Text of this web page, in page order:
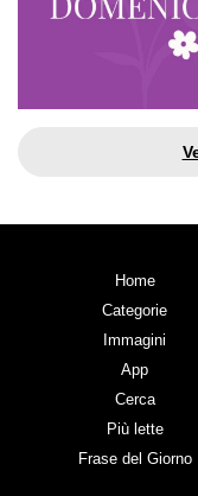
Home
Categorie
Immagini
App
Cerca
Più lette
Frase del Giorno